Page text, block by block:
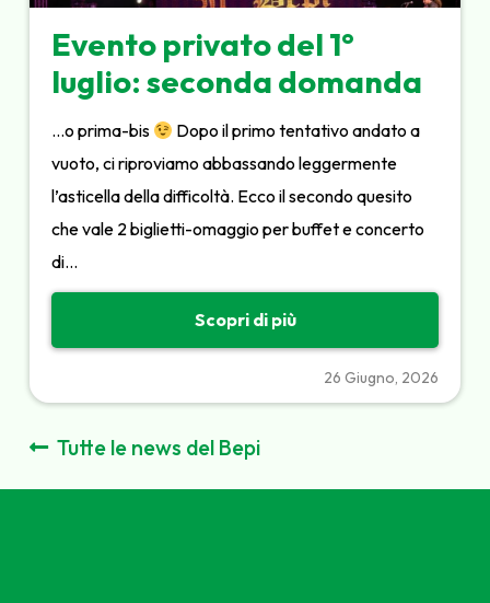
Evento privato del 1°
luglio: seconda domanda
…o prima-bis
Dopo il primo tentativo andato a
vuoto, ci riproviamo abbassando leggermente
l’asticella della difficoltà. Ecco il secondo quesito
che vale 2 biglietti-omaggio per buffet e concerto
di…
Scopri di più
26 Giugno, 2026
Tutte le news del Bepi